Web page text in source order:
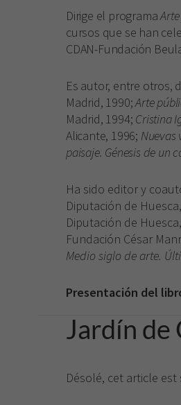
Dirige el programa
cursos que se han
CDAN-Fundación
Es autor, entre otros,
Madrid, 1990;Arte
Madrid, 1994; Cristina
Alicante, 1996; Nuevas
paisaje. Génesis de un
Ha sido editor y
Diputación de
Diputación de
Fundación César
Medio siglo de arte.
Presentación del
Jardín de
Désolé, cet article